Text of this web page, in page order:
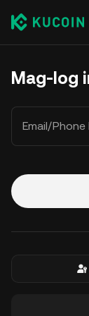
Mag-log
Email/Phone